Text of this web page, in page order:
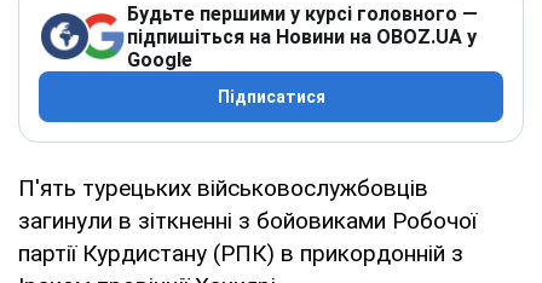
Будьте першими у курсі головного —
підпишіться на Новини на OBOZ.UA у
Google
Підписатися
П'ять турецьких військовослужбовців
загинули в зіткненні з бойовиками Робочої
партії Курдистану (РПК) в прикордонній з